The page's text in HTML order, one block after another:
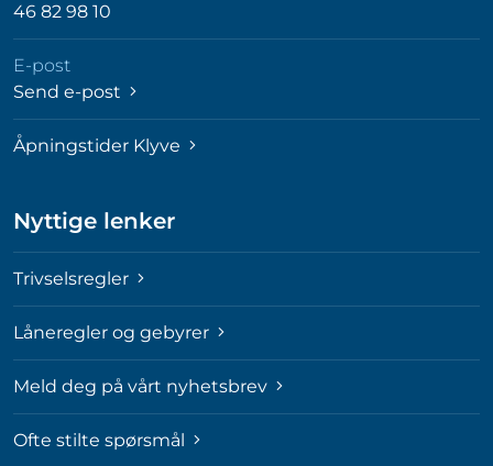
46 82 98 10
E-post
Send e-post
Åpningstider Klyve
Nyttige lenker
Trivselsregler
Låneregler og gebyrer
Meld deg på vårt nyhetsbrev
Ofte stilte spørsmål